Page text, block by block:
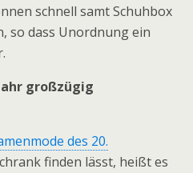
schnell samt Schuhbox
so dass Unordnung ein
großzügig
des 20.
finden lässt, heißt es